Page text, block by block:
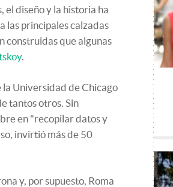
el diseño y la historia ha
las principales calzadas
construidas que algunas
.
Universidad de Chicago
tantos otros. Sin
en "recopilar datos y
invirtió más de 50
y, por supuesto, Roma